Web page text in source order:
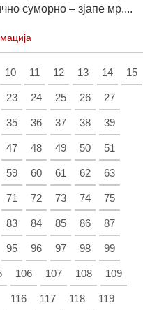
суморно – зјапе мр....
10 11 12 13 14 15
23 24 25 26 27
35 36 37 38 39
47 48 49 50 51
59 60 61 62 63
71 72 73 74 75
83 84 85 86 87
95 96 97 98 99
106 107 108 109
116 117 118 119